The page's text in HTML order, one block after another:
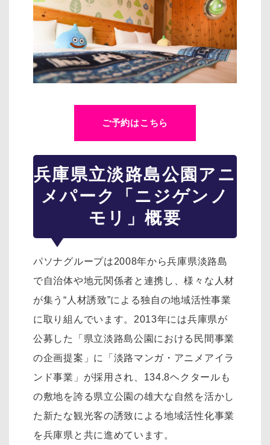
ご予約はこちら
兵庫県立淡路島公園アニ
メパーク「ニジゲンノ
モリ」概要
パソナグループは2008年から兵庫県淡路島
で自治体や地元関係者と連携し、様々な人材
が集う“人材誘致”による独自の地域活性事業
に取り組んでいます。2013年には兵庫県が
公募した「県立淡路島公園における民間事業
の企画提案」に「淡路マンガ・アニメアイラ
ンド事業」が採用され、134.8ヘクタールも
の敷地を誇る県立公園の雄大な自然を活かし
た新たな観光客の誘致による地域活性化事業
を兵庫県と共に進めています。